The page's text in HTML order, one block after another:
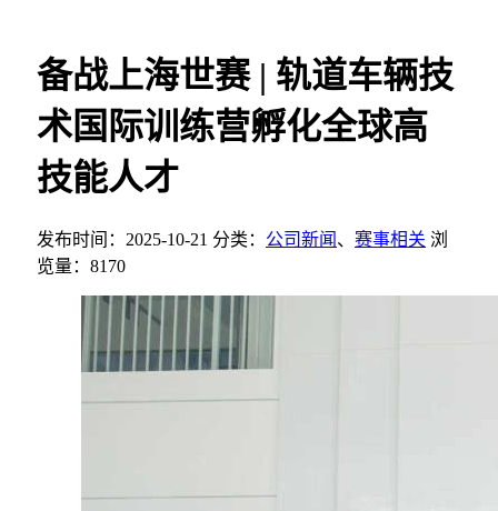
备战上海世赛 | 轨道车辆技
术国际训练营孵化全球高
技能人才
发布时间：2025-10-21 分类： 公司新闻 、 赛事相关 浏
览量：8170